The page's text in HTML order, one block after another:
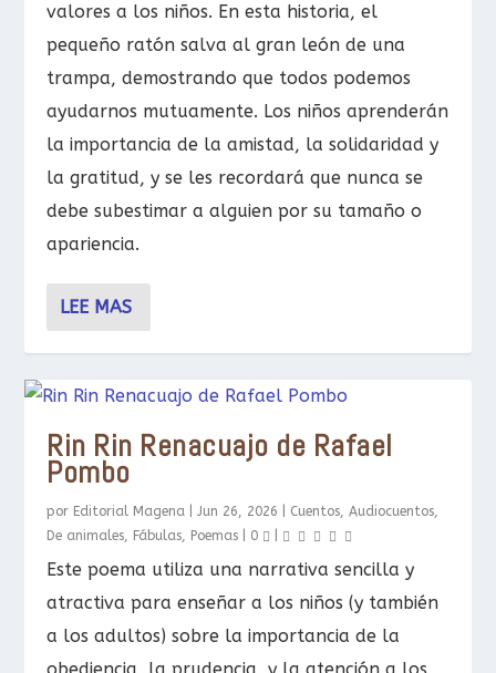
valores a los niños. En esta historia, el
pequeño ratón salva al gran león de una
trampa, demostrando que todos podemos
ayudarnos mutuamente. Los niños aprenderán
la importancia de la amistad, la solidaridad y
la gratitud, y se les recordará que nunca se
debe subestimar a alguien por su tamaño o
apariencia.
LEE MAS
Rin Rin Renacuajo de Rafael
Pombo
por Editorial Magena |Jun 26, 2026 Cuentos,Audiocuentos,
De animales, Fábulas, Poemas 0
Este poema utiliza una narrativa sencilla y
atractiva para enseñar a los niños (y también
a los adultos) sobre la importancia de la